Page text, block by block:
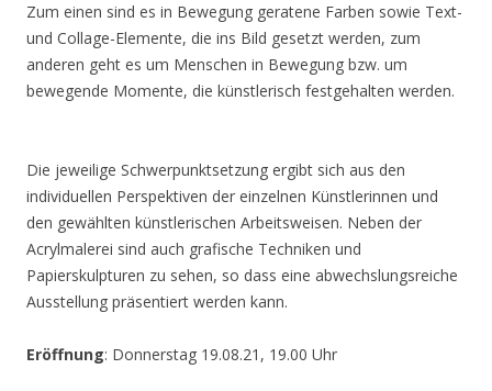
Zum einen sind es in Bewegung geratene Farben sowie Text-
und Collage-Elemente, die ins Bild gesetzt werden, zum
anderen geht es um Menschen in Bewegung bzw. um
bewegende Momente, die künstlerisch festgehalten werden.
Die jeweilige Schwerpunktsetzung ergibt sich aus den
individuellen Perspektiven der einzelnen Künstlerinnen und
den gewählten künstlerischen Arbeitsweisen. Neben der
Acrylmalerei sind auch grafische Techniken und
Papierskulpturen zu sehen, so dass eine abwechslungsreiche
Ausstellung präsentiert werden kann.
Eröffnung: Donnerstag 19.08.21, 19.00 Uhr